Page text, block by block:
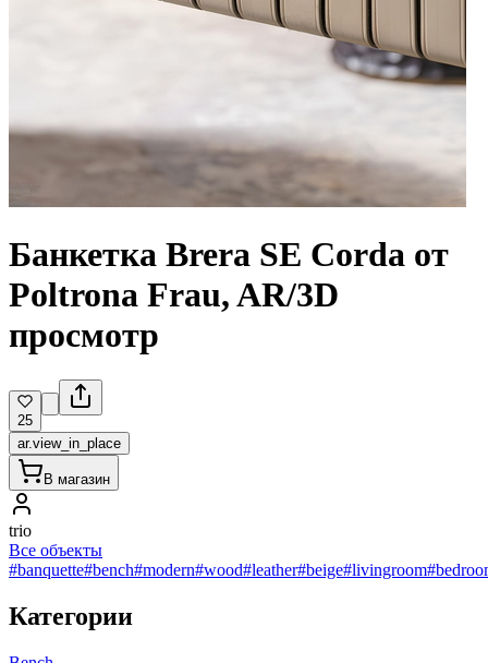
Банкетка Brera SE Corda от
Poltrona Frau, AR/3D
просмотр
25
ar.view_in_place
В магазин
trio
Все объекты
#banquette#bench#modern#wood#leather#beige#livingroom
Категории